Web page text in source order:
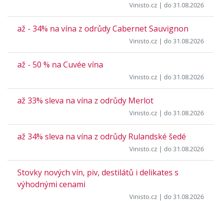
Vinisto.cz | do 31.08.2026
až - 34% na vína z odrůdy Cabernet Sauvignon
Vinisto.cz | do 31.08.2026
až - 50 % na Cuvée vína
Vinisto.cz | do 31.08.2026
až 33% sleva na vína z odrůdy Merlot
Vinisto.cz | do 31.08.2026
až 34% sleva na vína z odrůdy Rulandské šedé
Vinisto.cz | do 31.08.2026
Stovky nových vín, piv, destilátů i delikates s
výhodnými cenami
Vinisto.cz | do 31.08.2026